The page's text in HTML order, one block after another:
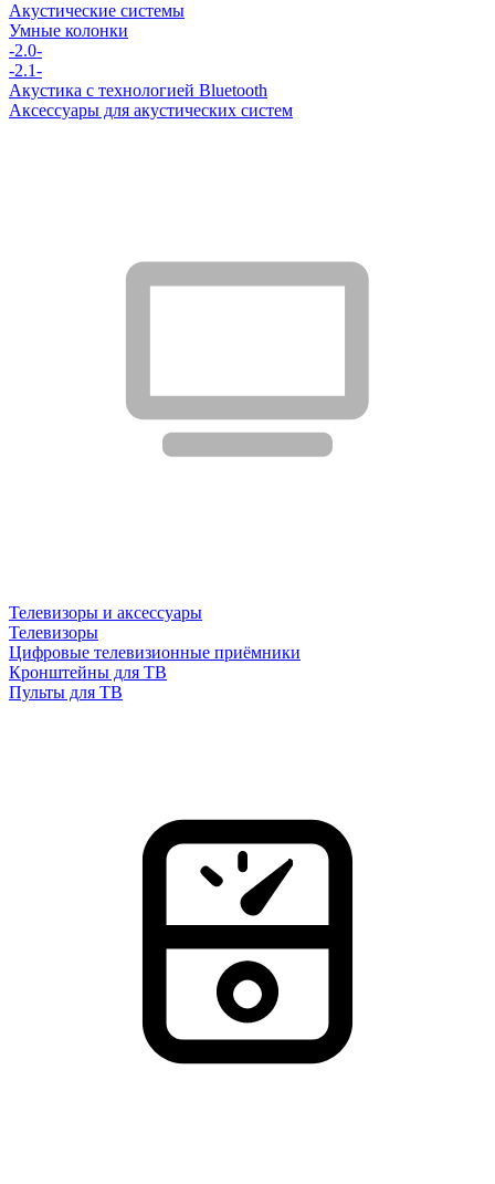
Акустические системы
Умные колонки
-2.0-
-2.1-
Акустика с технологией Bluetooth
Аксессуары для акустических систем
Телевизоры и аксессуары
Телевизоры
Цифровые телевизионные приёмники
Кронштейны для ТВ
Пульты для ТВ